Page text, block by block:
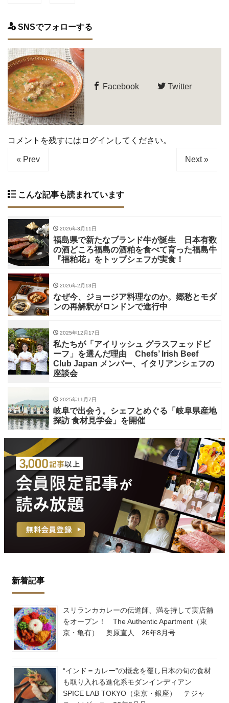
SNSでフォローする
Facebook Twitter
コメントを残すにはログインしてください。
« Prev Next »
こんな記事も読まれています
2026年3月11日
福島県で新たなブランド牛が誕生 日本有数
の酒どころ福島の酒粕を食べて育った福島牛
『福粕花』をトップシェフが実食！
2026年2月13日
なぜ今、ジョージア料理なのか。郷愁とモダ
ンの再解釈がロンドンで進行中
2025年12月17日
私たちが「アイリッシュ グラスフェッドビ
ーフ」を選んだ理由 Chefs’ Irish Beef
Club Japan メンバー、イタリアンシェフの
座談会
2025年11月7日
岐阜で出会う。シェフとめぐる「岐阜県産地
探訪 食材見学会」を開催
新着記事
スリランカカレーの伝道師、満を持して実店舗
をオープン！ The Authentic Apartment（東
京・亀有） 奥原直人 26年8月号
“インド＝カレー”の概念を覆し日本の旬の食材
も取り入れる進化系モダンインディアン
SPICE LAB TOKYO（東京・銀座） テジャ